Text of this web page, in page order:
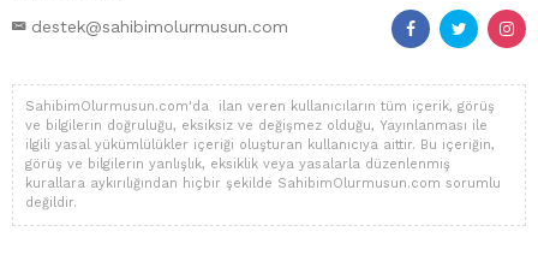
destek@sahibimolurmusun.com
SahibimOlurmusun.com'da ilan veren kullanıcıların tüm içerik, görüş
ve bilgilerin doğruluğu, eksiksiz ve değişmez olduğu, Yayınlanması ile
ilgili yasal yükümlülükler içeriği oluşturan kullanıcıya aittir. Bu içeriğin,
görüş ve bilgilerin yanlışlık, eksiklik veya yasalarla düzenlenmiş
kurallara aykırılığından hiçbir şekilde SahibimOlurmusun.com sorumlu
değildir.